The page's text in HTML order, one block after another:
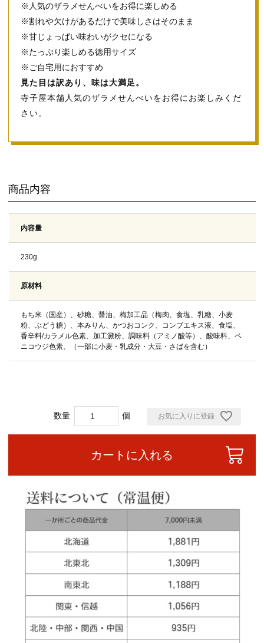
※人気のザラメせんべいをお得に楽しめる
※割れや欠けがあるだけで美味しさはそのまま
※甘じょっぱい味わいがクセになる
※たっぷり楽しめる徳用サイズ
※ご自宅用におすすめ
見た目は訳あり、味は大満足。
寺子屋本舗人気のザラメせんべいをお得にお楽しみくだ
さい。
商品内容
内容量
230g
原材料
もち米（国産）、砂糖、醤油、梅加工品（梅肉、食塩、乳糖、小麦
粉、ぶどう糖）、本みりん、かつおコンク、コンブエキス液、食塩、
香辛料/カラメル色素、加工澱粉、調味料（アミノ酸等）、酸味料、ベ
ニコウジ色素、（一部に小麦・乳成分・大豆・さばを含む）
お気に入りに登録
カートに入れる